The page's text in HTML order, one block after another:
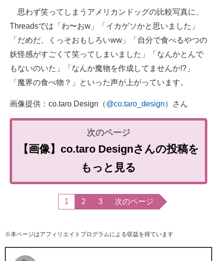
思わず笑ってしまうアメリカンドッグの比較写真に、
Threadsでは「わ〜おw」「イカゲソかと思いました」
「だめだ、くっそおもしろいww」「自分で食べるやつの
妖怪感がすごくて笑ってしまいました」「なんかとんで
もないのいた」「なんか魔物を作成してませんか!?」
「魔界の食べ物？」といった声が上がっています。
画像提供：co.taro Design（@co.taro_design）さん
【画像】co.taro Designさんの投稿を
もっと見る
1 2 3 次のページ
※本ページはアフィリエイトプログラムによる収益を得ています